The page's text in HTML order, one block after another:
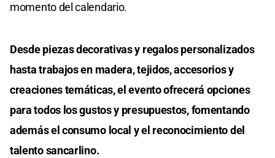
momento del calendario.
Desde piezas decorativas y regalos personalizados
hasta trabajos en madera, tejidos, accesorios y
creaciones temáticas, el evento ofrecerá opciones
para todos los gustos y presupuestos, fomentando
además el consumo local y el reconocimiento del
talento sancarlino.